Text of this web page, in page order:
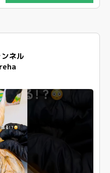
ネル